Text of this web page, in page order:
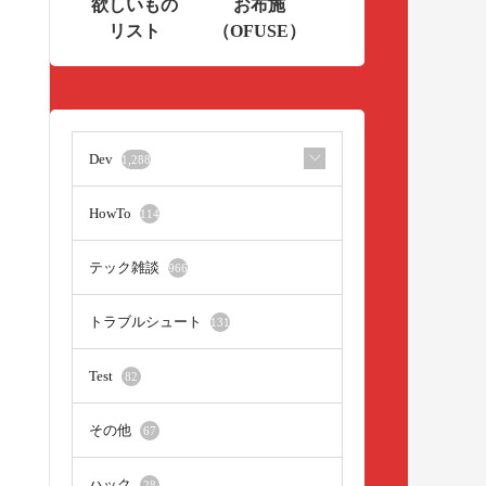
欲しいもの
リスト
お布施
（OFUSE）
Dev 1,288
HowTo 114
テック雑談 966
トラブルシュート 131
Test 82
その他 67